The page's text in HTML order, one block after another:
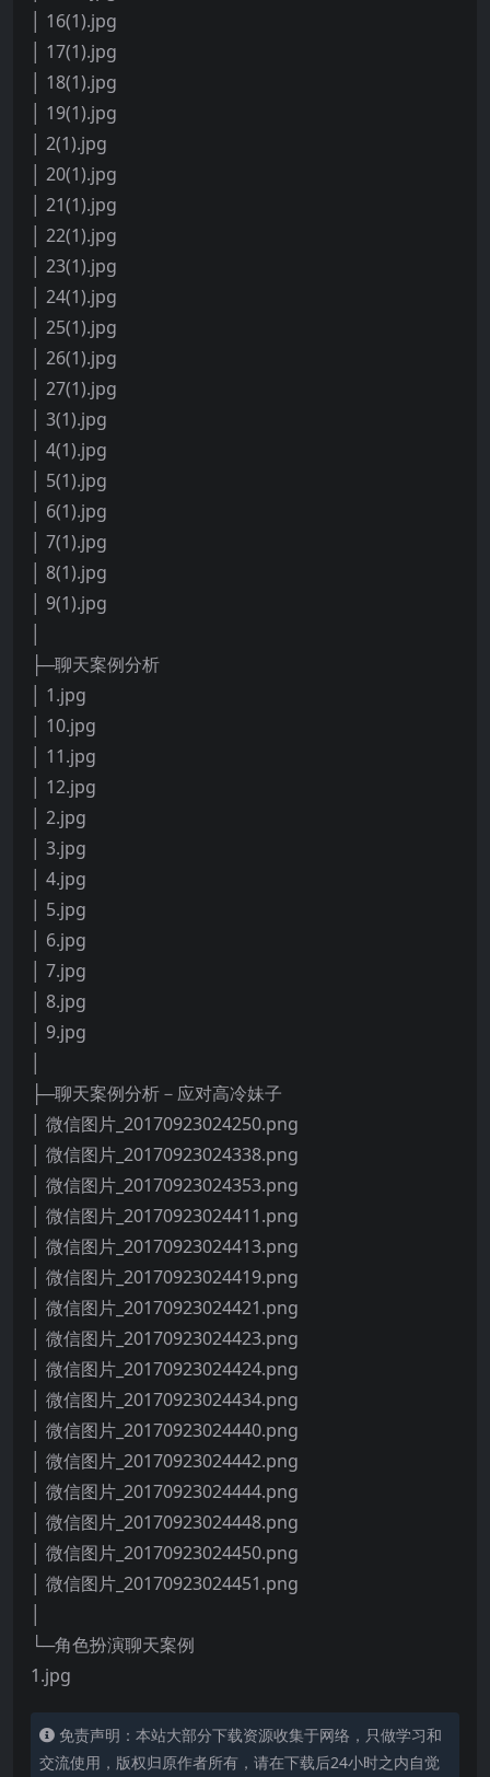
│ 16(1).jpg
│ 17(1).jpg
│ 18(1).jpg
│ 19(1).jpg
│ 2(1).jpg
│ 20(1).jpg
│ 21(1).jpg
│ 22(1).jpg
│ 23(1).jpg
│ 24(1).jpg
│ 25(1).jpg
│ 26(1).jpg
│ 27(1).jpg
│ 3(1).jpg
│ 4(1).jpg
│ 5(1).jpg
│ 6(1).jpg
│ 7(1).jpg
│ 8(1).jpg
│ 9(1).jpg
├─聊天案例分析
│ 1.jpg
│ 10.jpg
│ 11.jpg
│ 12.jpg
│ 2.jpg
│ 3.jpg
│ 4.jpg
│ 5.jpg
│ 6.jpg
│ 7.jpg
│ 8.jpg
│ 9.jpg
├─聊天案例分析－应对高冷妹子
│ 微信图片_20170923024250.png
│ 微信图片_20170923024338.png
│ 微信图片_20170923024353.png
│ 微信图片_20170923024411.png
│ 微信图片_20170923024413.png
│ 微信图片_20170923024419.png
│ 微信图片_20170923024421.png
│ 微信图片_20170923024423.png
│ 微信图片_20170923024424.png
│ 微信图片_20170923024434.png
│ 微信图片_20170923024440.png
│ 微信图片_20170923024442.png
│ 微信图片_20170923024444.png
│ 微信图片_20170923024448.png
│ 微信图片_20170923024450.png
│ 微信图片_20170923024451.png
└─角色扮演聊天案例
1.jpg
免责声明：本站大部分下载资源收集于网络，只做学习和
交流使用，版权归原作者所有，请在下载后24小时之内自觉